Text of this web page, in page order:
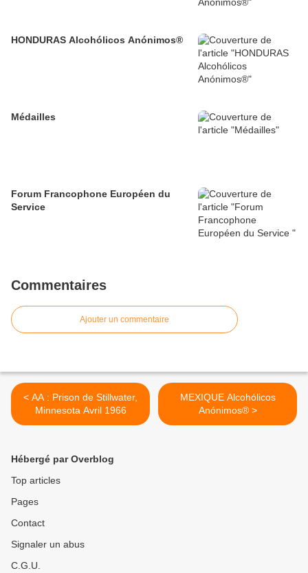
HONDURAS Alcohólicos Anónimos®
Médailles
Forum Francophone Européen du
Service
Commentaires
Ajouter un commentaire
< AA : Prison de Stillwater,
Minnesota Avril 1966
MEXIQUE Alcohólicos
Anónimos® >
Hébergé par Overblog
Top articles
Pages
Contact
Signaler un abus
C.G.U.